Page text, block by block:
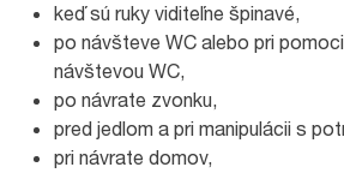
keď sú ruky viditeľne špinavé,
po návšteve WC alebo pri
návštevou WC,
po návrate zvonku,
pred jedlom a pri manipulácii s
pri návrate domov,